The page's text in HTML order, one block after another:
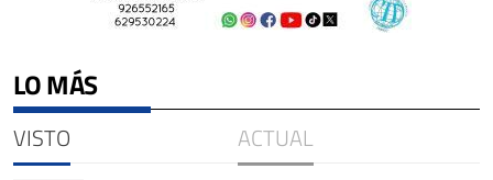
LO MÁS
VISTO ACTUAL